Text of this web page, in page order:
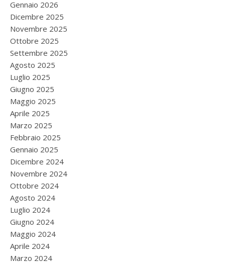
Gennaio 2026
Dicembre 2025
Novembre 2025
Ottobre 2025
Settembre 2025
Agosto 2025
Luglio 2025
Giugno 2025
Maggio 2025
Aprile 2025
Marzo 2025
Febbraio 2025
Gennaio 2025
Dicembre 2024
Novembre 2024
Ottobre 2024
Agosto 2024
Luglio 2024
Giugno 2024
Maggio 2024
Aprile 2024
Marzo 2024